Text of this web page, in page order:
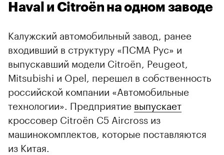
Haval и Citroёn на одном заводе
Калужский автомобильный завод, ранее
входивший в структуру «ПСМА Рус» и
выпускавший модели Citroën, Peugeot,
Mitsubishi и Opel, перешел в собственность
российской компании «Автомобильные
технологии». Предприятие выпускает
кроссовер Citroën C5 Aircross из
машинокомплектов, которые поставляются
из Китая.